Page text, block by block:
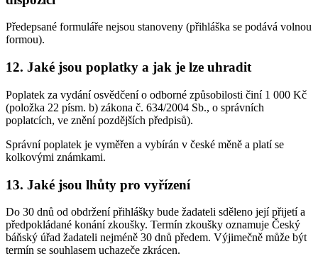
Předepsané formuláře nejsou stanoveny (přihláška se podává volnou
formou).
12. Jaké jsou poplatky a jak je lze uhradit
Poplatek za vydání osvědčení o odborné způsobilosti činí 1 000 Kč
(položka 22 písm. b) zákona č. 634/2004 Sb., o správních
poplatcích, ve znění pozdějších předpisů).
Správní poplatek je vyměřen a vybírán v české měně a platí se
kolkovými známkami.
13. Jaké jsou lhůty pro vyřízení
Do 30 dnů od obdržení přihlášky bude žadateli sděleno její přijetí a
předpokládané konání zkoušky. Termín zkoušky oznamuje Český
báňský úřad žadateli nejméně 30 dnů předem. Výjimečně může být
termín se souhlasem uchazeče zkrácen.